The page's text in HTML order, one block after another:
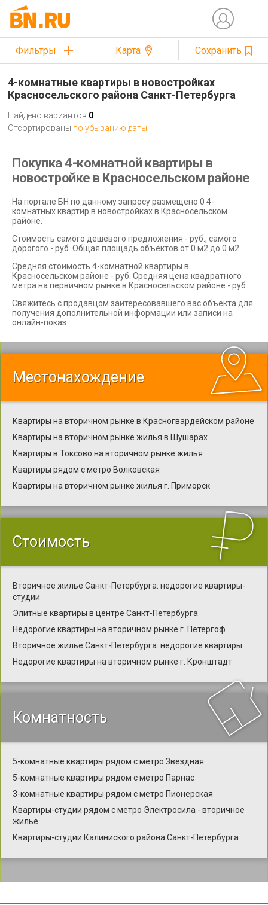
Фильтры Карта Сохранить
4-комнатные квартиры в новостройках
Красносельского района Санкт-Петербурга
Найдено вариантов 0
Отсортированы по убыванию даты
Покупка 4-комнатной квартиры в
новостройке в Красносельском районе
На портале БН по данному запросу размещено 0 4-
комнатных квартир в новостройках в Красносельском
районе.
Стоимость самого дешевого предложения - руб., самого
дорогого - руб. Общая площадь объектов от 0 м2 до 0 м2.
Средняя стоимость 4-комнатной квартиры в
Красносельском районе - руб. Средняя цена квадратного
метра на первичном рынке в Красносельском районе - руб.
Свяжитесь с продавцом заитересовавшего вас объекта для
получения дополнительной информации или записи на
онлайн-показ.
Местонахождение
Квартиры на вторичном рынке в Красногвардейском районе
Квартиры на вторичном рынке жилья в Шушарах
Квартиры в Токсово на вторичном рынке жилья
Квартиры рядом с метро Волковская
Квартиры на вторичном рынке жилья г. Приморск
Стоимость
Вторичное жилье Санкт-Петербурга: недорогие квартиры-
студии
Элитные квартиры в центре Санкт-Петербурга
Недорогие квартиры на вторичном рынке г. Петергоф
Вторичное жилье Санкт-Петербурга: недорогие квартиры
Недорогие квартиры на вторичном рынке г. Кронштадт
Комнатность
5-комнатные квартиры рядом с метро Звездная
5-комнатные квартиры рядом с метро Парнас
3-комнатные квартиры рядом с метро Пионерская
Квартиры-студии рядом с метро Электросила - вторичное
жилье
Квартиры-студии Калиниского района Санкт-Петербурга